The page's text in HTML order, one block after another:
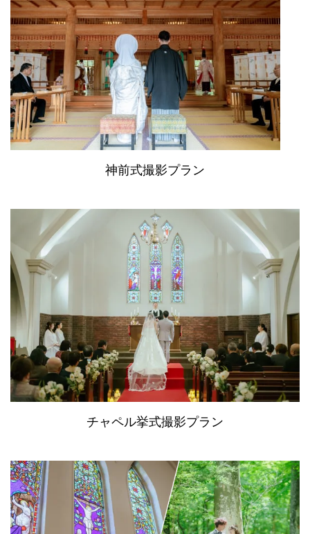
神前式撮影プラン
チャペル挙式撮影プラン